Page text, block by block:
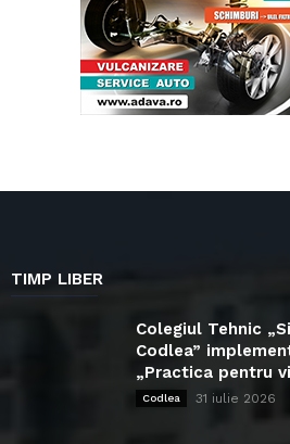
TIMP LIBER
Colegiul Tehnic
Codlea”
„Practica pentru
Codlea 31 iulie 2026